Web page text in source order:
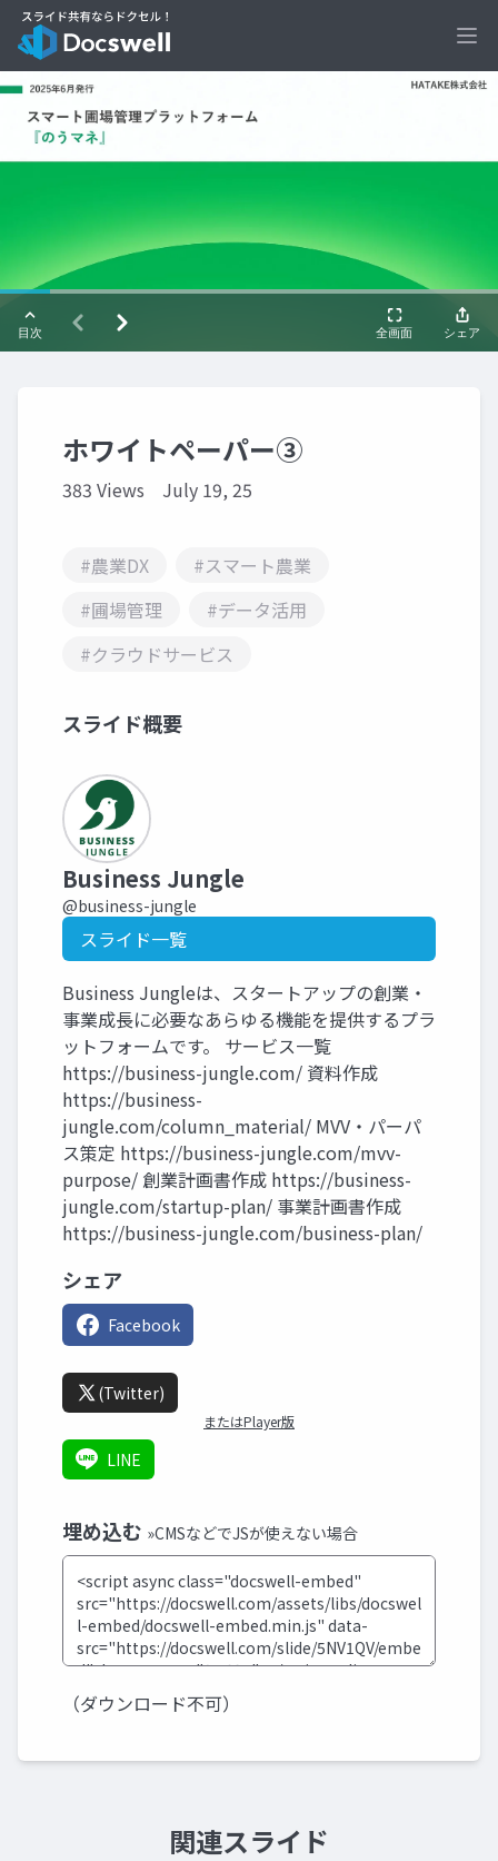
ホワイトペーパー③
383 Views July 19, 25
#農業DX
#スマート農業
#圃場管理
#データ活用
#クラウドサービス
スライド概要
Business Jungle
@business-jungle
スライド一覧
Business Jungleは、スタートアップの創業・
事業成長に必要なあらゆる機能を提供するプラ
ットフォームです。 サービス一覧
https://business-jungle.com/ 資料作成
https://business-
jungle.com/column_material/ MVV・パーパ
ス策定 https://business-jungle.com/mvv-
purpose/ 創業計画書作成 https://business-
jungle.com/startup-plan/ 事業計画書作成
https://business-jungle.com/business-plan/
シェア
Facebook
(Twitter)
またはPlayer版
LINE
埋め込む »CMSなどでJSが使えない場合
（ダウンロード不可）
関連スライド